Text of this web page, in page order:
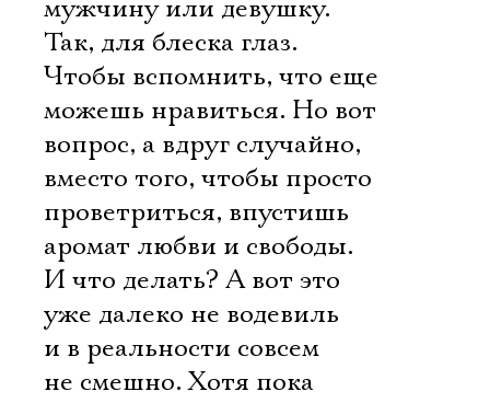
мужчину или девушку.
Так, для блеска глаз.
Чтобы вспомнить, что еще
можешь нравиться. Но вот
вопрос, а вдруг случайно,
вместо того, чтобы просто
проветриться, впустишь
аромат любви и свободы.
И что делать? А вот это
уже далеко не водевиль
и в реальности совсем
не смешно. Хотя пока